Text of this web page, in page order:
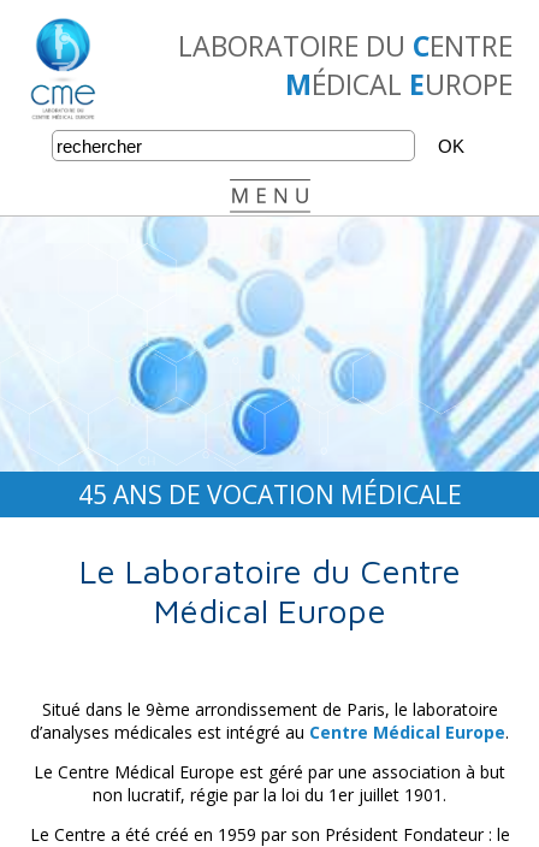
LABORATOIRE DU CENTRE
MÉDICAL EUROPE
45 ANS DE VOCATION MÉDICALE
Le Laboratoire du Centre
Médical Europe
Situé dans le 9ème arrondissement de Paris, le laboratoire
d’analyses médicales est intégré au Centre Médical Europe.
Le Centre Médical Europe est géré par une association à but
non lucratif, régie par la loi du 1er juillet 1901.
Le Centre a été créé en 1959 par son Président Fondateur : le